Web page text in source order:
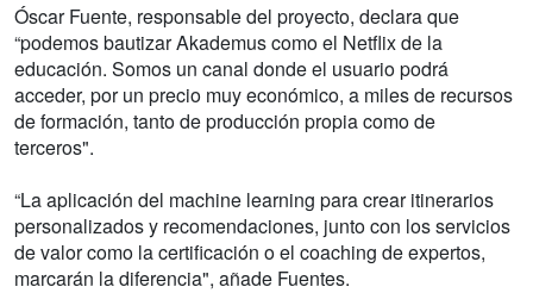
Óscar Fuente, responsable del proyecto, declara que
“podemos bautizar Akademus como el Netflix de la
educación. Somos un canal donde el usuario podrá
acceder, por un precio muy económico, a miles de recursos
de formación, tanto de producción propia como de
terceros".
“La aplicación del machine learning para crear itinerarios
personalizados y recomendaciones, junto con los servicios
de valor como la certificación o el coaching de expertos,
marcarán la diferencia", añade Fuentes.